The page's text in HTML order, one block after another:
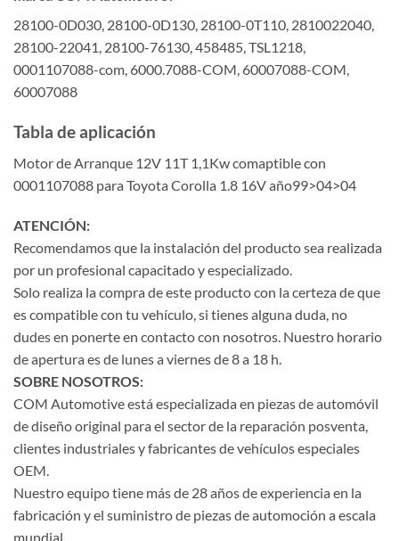
28100-0D030, 28100-0D130, 28100-0T110, 2810022040,
28100-22041, 28100-76130, 458485, TSL1218,
0001107088-com, 6000.7088-COM, 60007088-COM,
60007088
Tabla de aplicación
Motor de Arranque 12V 11T 1,1Kw comaptible con
0001107088 para Toyota Corolla 1.8 16V año99>04>04
ATENCIÓN:
Recomendamos que la instalación del producto sea realizada
por un profesional capacitado y especializado.
Solo realiza la compra de este producto con la certeza de que
es compatible con tu vehículo, si tienes alguna duda, no
dudes en ponerte en contacto con nosotros. Nuestro horario
de apertura es de lunes a viernes de 8 a 18 h.
SOBRE NOSOTROS:
COM Automotive está especializada en piezas de automóvil
de diseño original para el sector de la reparación posventa,
clientes industriales y fabricantes de vehículos especiales
OEM.
Nuestro equipo tiene más de 28 años de experiencia en la
fabricación y el suministro de piezas de automoción a escala
mundial.